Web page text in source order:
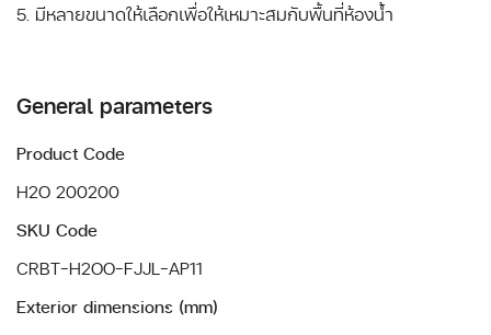
General parameters
Product Code
H2O 200200
SKU Code
CRBT-H2OO-FJJL-AP11
Exterior dimensions (mm)